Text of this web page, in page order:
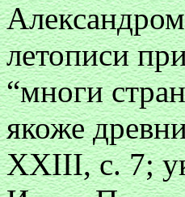
летописи
“многи
якоже
XXIII, с. 7;